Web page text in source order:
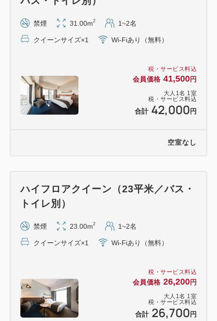
税・サービス料込
会員価格 41,500円
大人 1 名 1 室
税・サービス料込
合計 42,000 円
禁煙 31.00m2 1~2名
クイーンサイズ×1 Wi-Fiあり（無料）
空室なし
税・サービス料込
会員価格 26,200円
大人 1 名 1 室
税・サービス料込
合計 26,700 円
ハイフロアクイーン（23平米／バス・
トイレ別）
禁煙 23.00m2 1~2名
クイーンサイズ×1 Wi-Fiあり（無料）